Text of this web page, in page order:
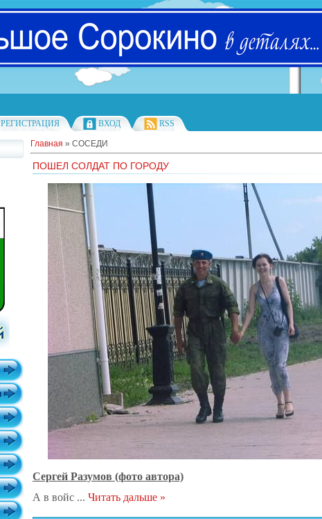
РЕГИСТРАЦИЯ ВХОД RSS
Главная » СОСЕДИ
ПОШЕЛ СОЛДАТ ПО ГОРОДУ
Сергей Разумов (фото автора)
А в войс ... Читать дальше »